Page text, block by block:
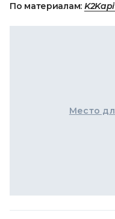
По материалам:
Место